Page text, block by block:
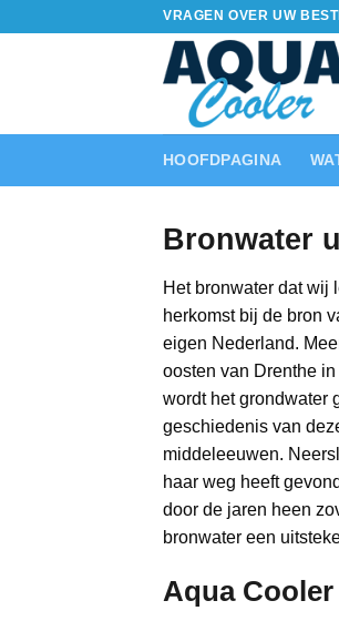
VRAGEN OVER UW
HOOFDPAGINA
Bronwater
Het bronwater dat wij
herkomst bij de bron
eigen Nederland.
oosten van Drenthe
wordt het grondwater
geschiedenis van
middeleeuwen.
haar weg heeft
door de jaren heen
bronwater een
Aqua